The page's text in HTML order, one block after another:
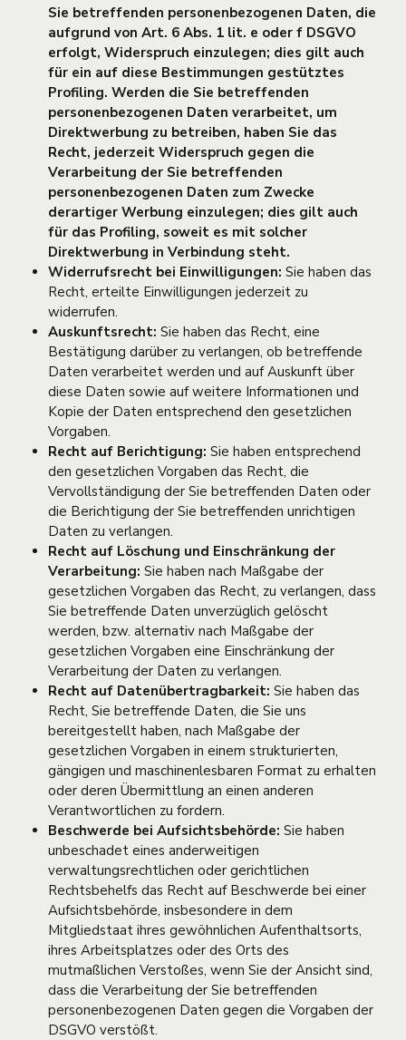
Sie betreffenden personenbezogenen Daten, die
aufgrund von Art. 6 Abs. 1 lit. e oder f DSGVO
erfolgt, Widerspruch einzulegen; dies gilt auch
für ein auf diese Bestimmungen gestütztes
Profiling. Werden die Sie betreffenden
personenbezogenen Daten verarbeitet, um
Direktwerbung zu betreiben, haben Sie das
Recht, jederzeit Widerspruch gegen die
Verarbeitung der Sie betreffenden
personenbezogenen Daten zum Zwecke
derartiger Werbung einzulegen; dies gilt auch
für das Profiling, soweit es mit solcher
Direktwerbung in Verbindung steht.
Widerrufsrecht bei Einwilligungen: Sie haben das
Recht, erteilte Einwilligungen jederzeit zu
widerrufen.
Auskunftsrecht: Sie haben das Recht, eine
Bestätigung darüber zu verlangen, ob betreffende
Daten verarbeitet werden und auf Auskunft über
diese Daten sowie auf weitere Informationen und
Kopie der Daten entsprechend den gesetzlichen
Vorgaben.
Recht auf Berichtigung: Sie haben entsprechend
den gesetzlichen Vorgaben das Recht, die
Vervollständigung der Sie betreffenden Daten oder
die Berichtigung der Sie betreffenden unrichtigen
Daten zu verlangen.
Recht auf Löschung und Einschränkung der
Verarbeitung: Sie haben nach Maßgabe der
gesetzlichen Vorgaben das Recht, zu verlangen, dass
Sie betreffende Daten unverzüglich gelöscht
werden, bzw. alternativ nach Maßgabe der
gesetzlichen Vorgaben eine Einschränkung der
Verarbeitung der Daten zu verlangen.
Recht auf Datenübertragbarkeit: Sie haben das
Recht, Sie betreffende Daten, die Sie uns
bereitgestellt haben, nach Maßgabe der
gesetzlichen Vorgaben in einem strukturierten,
gängigen und maschinenlesbaren Format zu erhalten
oder deren Übermittlung an einen anderen
Verantwortlichen zu fordern.
Beschwerde bei Aufsichtsbehörde: Sie haben
unbeschadet eines anderweitigen
verwaltungsrechtlichen oder gerichtlichen
Rechtsbehelfs das Recht auf Beschwerde bei einer
Aufsichtsbehörde, insbesondere in dem
Mitgliedstaat ihres gewöhnlichen Aufenthaltsorts,
ihres Arbeitsplatzes oder des Orts des
mutmaßlichen Verstoßes, wenn Sie der Ansicht sind,
dass die Verarbeitung der Sie betreffenden
personenbezogenen Daten gegen die Vorgaben der
DSGVO verstößt.